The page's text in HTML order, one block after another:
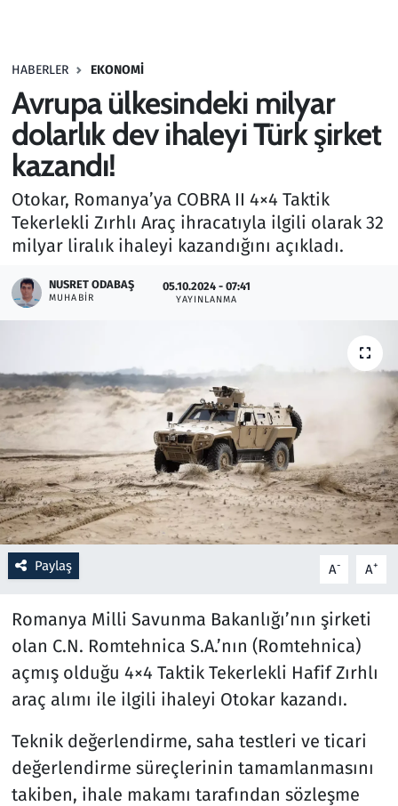
HABERLER EKONOMI
Avrupa ülkesindeki milyar
dolarlık dev ihaleyi Türk şirket
kazandı!
Otokar, Romanya’ya COBRA II 4×4 Taktik
Tekerlekli Zırhlı Araç ihracatıyla ilgili olarak 32
milyar liralık ihaleyi kazandığını açıkladı.
NUSRET ODABAŞ
MUHABIR
05.10.2024 - 07:41
YAYINLANMA
Paylaş A- A+
Romanya Milli Savunma Bakanlığı’nın şirketi
olan C.N. Romtehnica S.A.’nın (Romtehnica)
açmış olduğu 4×4 Taktik Tekerlekli Hafif Zırhlı
araç alımı ile ilgili ihaleyi Otokar kazandı.
Teknik değerlendirme, saha testleri ve ticari
değerlendirme süreçlerinin tamamlanmasını
takiben, ihale makamı tarafından sözleşme
Haber
Kültür Sanat
Kurumsal Haberler
Lezzet Durağı
Memur ve Kamu
Otomobil
Ramazan
Resmi İlanlar
Rüya Tabirleri
Sağlık
Savunma Sanayi
Seçim 2023
Spor
Teknoloji ve Bilim
Televizyon